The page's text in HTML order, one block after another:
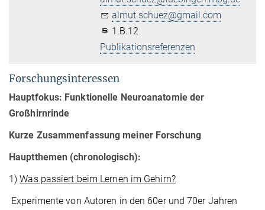
almut.schuez@gmail.com
1.B.12
Publikationsreferenzen
Forschungsinteressen
Hauptfokus: Funktionelle Neuroanatomie der
Großhirnrinde
Kurze Zusammenfassung meiner Forschung
Hauptthemen (chronologisch):
1)Was passiert beim Lernen im Gehirn?
Experimente von Autoren in den 60er und 70er Jahren